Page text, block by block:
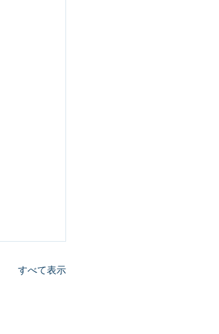
すべて表示